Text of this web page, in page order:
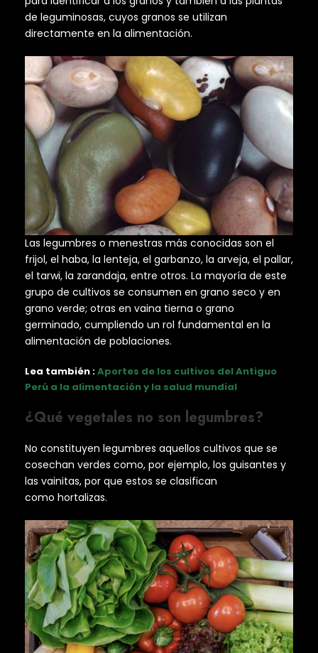
de leguminosas, cuyos granos se utilizan
directamente en la alimentación.
Las legumbres o menestras más conocidas son el
frijol, el haba, la lenteja, el garbanzo, la arveja, el pallar,
el tarwi, la zarandaja, entre otros. La mayoría de este
grupo de cultivos se consumen en grano seco y en
grano verde; otras en vaina tierna o grano
germinado, cumpliendo un rol fundamental en la
alimentación de poblaciones.
Lea también :Aportes de los cultivos del Antiguo
Perú a la alimentación y la salud mundial
¿Qué vegetales no son legumbres?
No constituyen legumbres aquellos cultivos que se
cosechan verdes como, por ejemplo, los guisantes y
las vainitas, por que estos se clasifican
como hortalizas.